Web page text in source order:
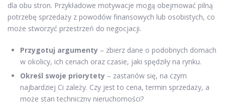
dla obu stron. Przykładowe motywacje mogą obejmować pilną
potrzebę sprzedaży z powodów finansowych lub osobistych, co
może stworzyć przestrzeń do negocjacji.
Przygotuj argumenty – zbierz dane o podobnych domach
w okolicy, ich cenach oraz czasie, jaki spędziły na rynku.
Określ swoje priorytety – zastanów się, na czym
najbardziej Ci zależy. Czy jest to cena, termin sprzedaży, a
może stan techniczny nieruchomości?